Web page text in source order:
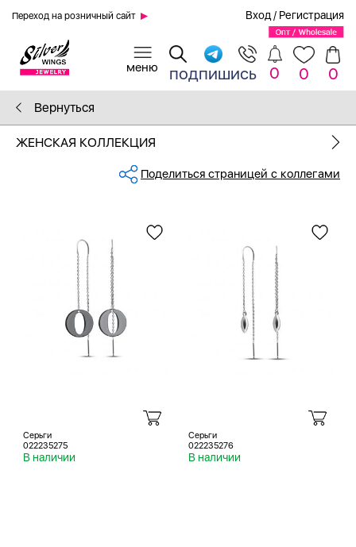
Переход на розничный сайт Вход / Регистрация
подпишись 0 0 0
Вернуться
ЖЕНСКАЯ КОЛЛЕКЦИЯ
Поделиться страницей с коллегами
Серьги
022235275
В наличии
Серьги
022235276
В наличии